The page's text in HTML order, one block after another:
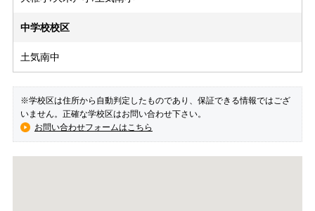
中学校校区
土気南中
※学校区は住所から自動判定したものであり、保証できる情報ではござ
いません。正確な学校区はお問い合わせ下さい。
お問い合わせフォームはこちら